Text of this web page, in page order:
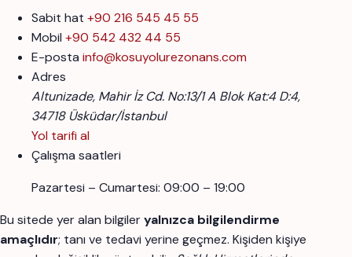
Sabit hat +90 216 545 45 55
Mobil +90 542 432 44 55
E-posta info@kosuyolurezonans.com
Adres
Altunizade, Mahir İz Cd. No:13/1 A Blok Kat:4 D:4,
34718 Üsküdar/İstanbul
Yol tarifi al
Çalışma saatleri
Pazartesi – Cumartesi: 09:00 – 19:00
Bu sitede yer alan bilgileryalnızca bilgilendirme
amaçlıdır; tanı ve tedavi yerine geçmez. Kişiden kişiye